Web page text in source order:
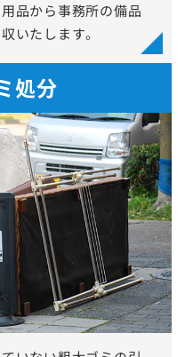
品から事務所の備品
いたします。
処分